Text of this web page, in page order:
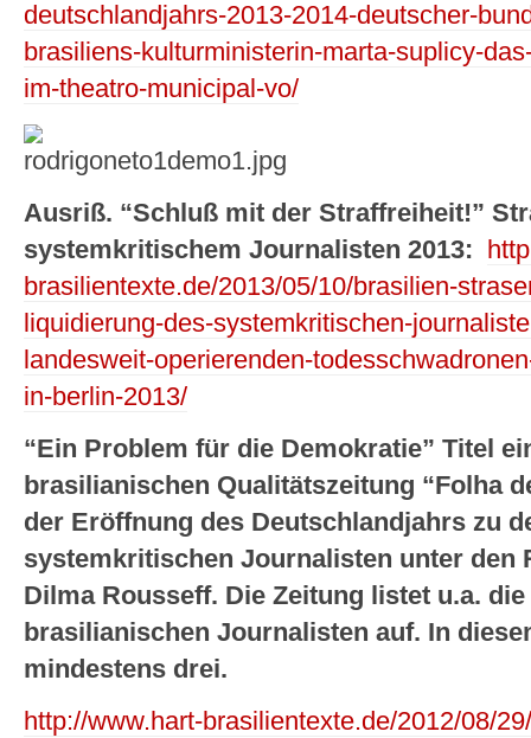
deutschlandjahrs-2013-2014-deutscher-
brasiliens-kulturministerin-marta-suplicy-
im-theatro-municipal-vo/
Ausriß. “Schluß mit der Straffreiheit!”
systemkritischem Journalisten 2013:
brasilientexte.de/2013/05/10/brasilien-
liquidierung-des-systemkritischen-
landesweit-operierenden-
in-berlin-2013/
“Ein Problem für die Demokratie” Titel
brasilianischen Qualitätszeitung “Folha
der Eröffnung des Deutschlandjahrs zu
systemkritischen Journalisten unter den
Dilma Rousseff. Die Zeitung listet u.a.
brasilianischen Journalisten auf. In
mindestens drei.
http://www.hart-brasilientexte.de/2012/08/